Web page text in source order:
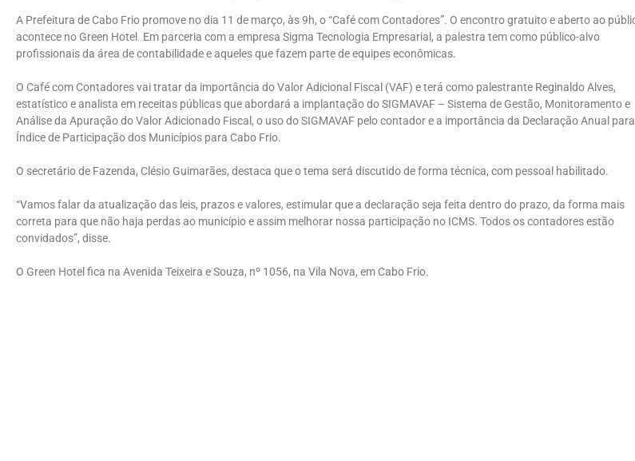
A Prefeitura de Cabo Frio promove no dia 11 de março, às 9h, o “Café com Contadores”. O encontro gratuito e aberto ao
acontece no Green Hotel. Em parceria com a empresa Sigma Tecnologia Empresarial, a palestra tem como público-alvo
profissionais da área de contabilidade e aqueles que fazem parte de equipes econômicas.
O Café com Contadores vai tratar da importância do Valor Adicional Fiscal (VAF) e terá como palestrante Reginaldo Alves,
estatístico e analista em receitas públicas que abordará a implantação do SIGMAVAF – Sistema de Gestão, Monitoramento e
Análise da Apuração do Valor Adicionado Fiscal, o uso do SIGMAVAF pelo contador e a importância da Declaração Anual
Índice de Participação dos Municípios para Cabo Frio.
O secretário de Fazenda, Clésio Guimarães, destaca que o tema será discutido de forma técnica, com pessoal habilitado.
“Vamos falar da atualização das leis, prazos e valores, estimular que a declaração seja feita dentro do prazo, da forma mais
correta para que não haja perdas ao município e assim melhorar nossa participação no ICMS. Todos os contadores estão
convidados”, disse.
O Green Hotel fica na Avenida Teixeira e Souza, nº 1056, na Vila Nova, em Cabo Frio.